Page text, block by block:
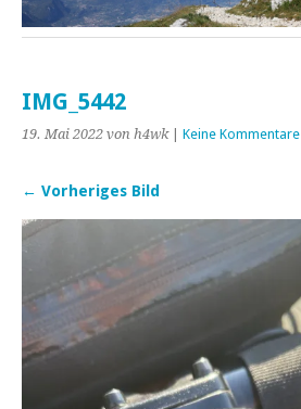
IMG_5442
19. Mai 2022 von h4wk| Keine Kommentare
← Vorheriges Bild